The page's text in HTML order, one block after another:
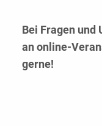
Bei Fragen und
an online-
gerne!